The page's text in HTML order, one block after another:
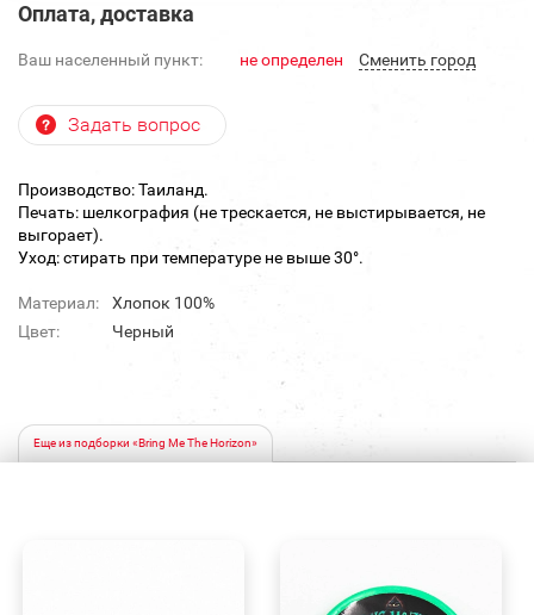
Оплата, доставка
Ваш населенный пункт: не определен Cменить город
Задать вопрос
Производство: Таиланд.
Печать: шелкография (не трескается, не выстирывается, не
выгорает).
Уход: стирать при температуре не выше 30°.
Материал:
Хлопок 100%
Цвет:
Черный
Еще из подборки «Bring Me The Horizon»